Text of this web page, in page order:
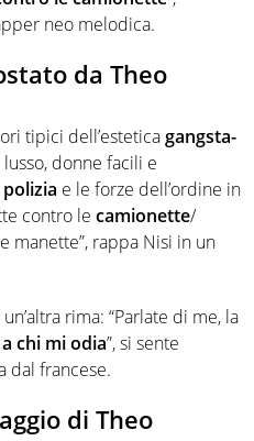
neo melodica.
da Theo
tipici dell’esteticagangsta-
donne facili e
polizia e le forze dell’ordine in
contro le camionette/
manette”, rappa Nisi in un
rima: “Parlate di me, la
chi mi odia”, si sente
dal francese.
di Theo